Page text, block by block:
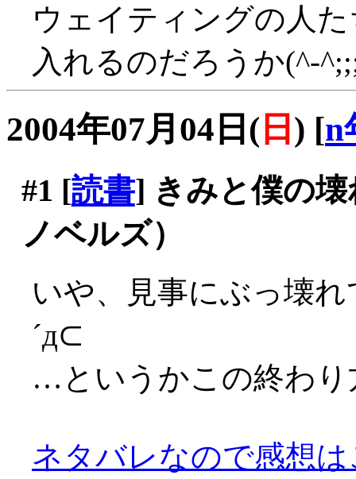
ウェイティングの人
入れるのだろうか(^-
2004年07月04日( 日 ) [n
#1 [読書] きみと僕の
ノベルズ）
いや、見事にぶっ壊
´д⊂
…というかこの終わ
ネタバレなので感想